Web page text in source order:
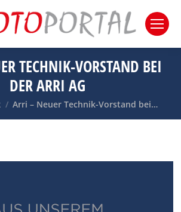
TECHNIK-VORSTAND BEI
DER ARRI AG
hier:
Arri – Neuer Technik-Vorstand bei…